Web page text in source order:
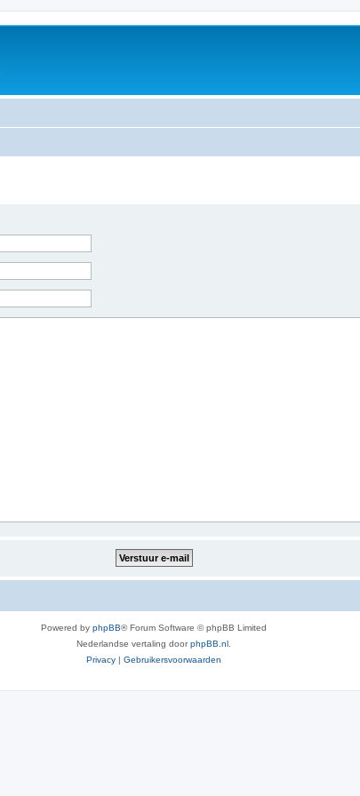
Powered by phpBB® Forum Software © phpBB Limited
Nederlandse vertaling doorphpBB.nl
Privacy | Gebruikersvoorwaarden